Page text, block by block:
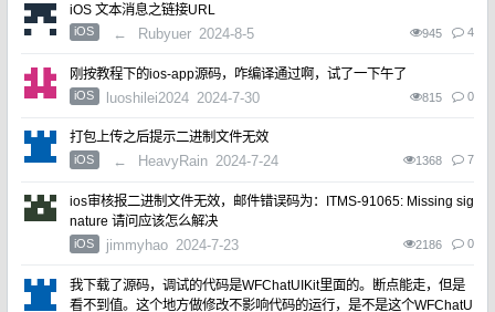
iOS 文本消息之链接URL
iOS ← Rubyuer 2024-8-5 945 4
刚按教程下的ios-app源码，咋编译通过啊，试了一下午了
iOS luoshilei2024 2024-7-30 815 0
打包上传之后提示二进制文件无效
iOS ← HeavyRain 2024-7-24 1368 7
ios审核报二进制文件无效，邮件错误码为：ITMS-91065: Missing sig
nature 请问应该怎么解决
iOS jimmyhao 2024-7-23 2186 0
我下载了源码，调试的代码是WFChatUIKit里面的。断点能走，但是
看不到值。这个地方做修改不影响代码的运行，是不是这个WFChatU